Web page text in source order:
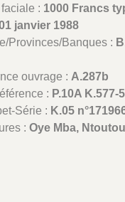
: 1000 Francs
janvier 1988
Provinces/Banques :
ouvrage : A.287b
: P.10A K.577-
Série : K.05
:Oye Mba,